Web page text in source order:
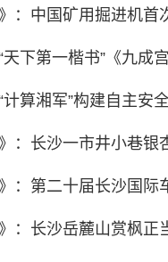
：中国矿用掘进机首
下第一楷书”《九成
算湘军”构建自主安
：长沙一市井小巷银
：第二十届长沙国际
：长沙岳麓山赏枫正